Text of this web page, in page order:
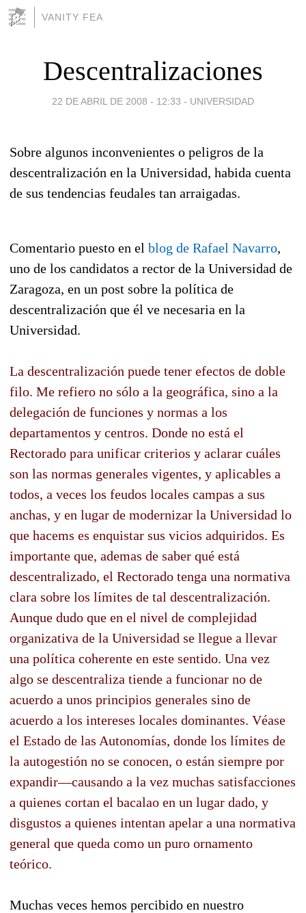
VANITY FEA
Descentralizaciones
22 DE ABRIL DE 2008 - 12:33 - UNIVERSIDAD
Sobre algunos inconvenientes o peligros de la
descentralización en la Universidad, habida cuenta
de sus tendencias feudales tan arraigadas.
Comentario puesto en el blog de Rafael Navarro,
uno de los candidatos a rector de la Universidad de
Zaragoza, en un post sobre la política de
descentralización que él ve necesaria en la
Universidad.
La descentralización puede tener efectos de doble
filo. Me refiero no sólo a la geográfica, sino a la
delegación de funciones y normas a los
departamentos y centros. Donde no está el
Rectorado para unificar criterios y aclarar cuáles
son las normas generales vigentes, y aplicables a
todos, a veces los feudos locales campas a sus
anchas, y en lugar de modernizar la Universidad lo
que hacems es enquistar sus vicios adquiridos. Es
importante que, ademas de saber qué está
descentralizado, el Rectorado tenga una normativa
clara sobre los límites de tal descentralización.
Aunque dudo que en el nivel de complejidad
organizativa de la Universidad se llegue a llevar
una política coherente en este sentido. Una vez
algo se descentraliza tiende a funcionar no de
acuerdo a unos principios generales sino de
acuerdo a los intereses locales dominantes. Véase
el Estado de las Autonomías, donde los límites de
la autogestión no se conocen, o están siempre por
expandir—causando a la vez muchas satisfacciones
a quienes cortan el bacalao en un lugar dado, y
disgustos a quienes intentan apelar a una normativa
general que queda como un puro ornamento
teórico.
Muchas veces hemos percibido en nuestro